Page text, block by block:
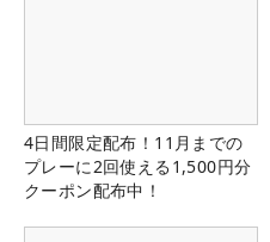
4日間限定配布！11月までの
プレーに2回使える1,500円分
クーポン配布中！